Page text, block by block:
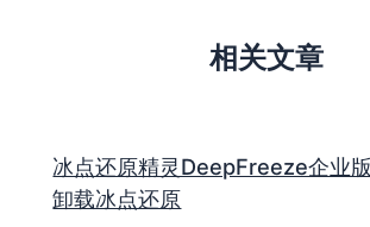
相关文章
冰点还原精灵DeepFreeze企业
卸载冰点还原